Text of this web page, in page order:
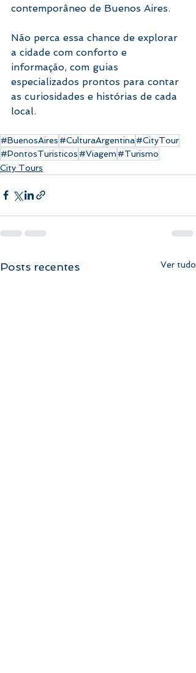
contemporâneo de Buenos Aires.
Não perca essa chance de explorar
a cidade com conforto e
informação, com guias
especializados prontos para contar
as curiosidades e histórias de cada
local.
#BuenosAires #CulturaArgentina#CityTour
#PontosTuristicos #Viagem #Turismo
City Tours
Posts recentes Ver tudo